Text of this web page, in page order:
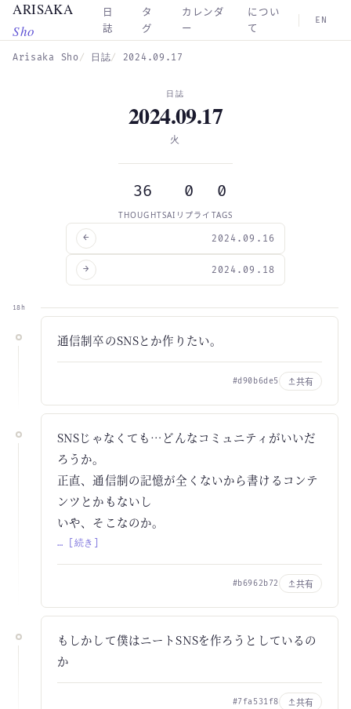
Skip to main content
ARISAKA
Sho
日
誌
タ
グ
カレンダ
ー
につい
て
EN
Arisaka Sho 日誌 2024.09.17
← 2024.09.16
日誌
2024.09.17
火
36
THOUGHTS
0
AIリプライ
0
TAGS
2024.09.18
→
18h
通信制卒のSNSとか作りたい。
#d90b6de5 共有
SNSじゃなくても…どんなコミュニティがいいだ
ろうか。
正直、通信制の記憶が全くないから書けるコンテ
ンツとかもないし
いや、そこなのか。
… [続き]
#b6962b72 共有
もしかして僕はニートSNSを作ろうとしているの
か
#7fa531f8 共有